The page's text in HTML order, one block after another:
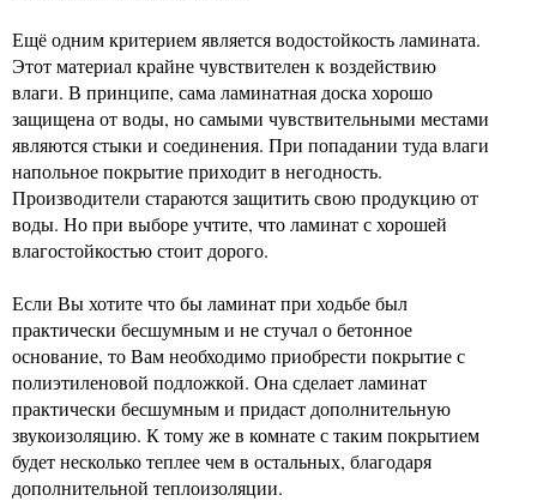
Ещё одним критерием является водостойкость ламината.
Этот материал крайне чувствителен к воздействию
влаги. В принципе, сама ламинатная доска хорошо
защищена от воды, но самыми чувствительными местами
являются стыки и соединения. При попадании туда влаги
напольное покрытие приходит в негодность.
Производители стараются защитить свою продукцию от
воды. Но при выборе учтите, что ламинат с хорошей
влагостойкостью стоит дорого.
Если Вы хотите что бы ламинат при ходьбе был
практически бесшумным и не стучал о бетонное
основание, то Вам необходимо приобрести покрытие с
полиэтиленовой подложкой. Она сделает ламинат
практически бесшумным и придаст дополнительную
звукоизоляцию. К тому же в комнате с таким покрытием
будет несколько теплее чем в остальных, благодаря
дополнительной теплоизоляции.